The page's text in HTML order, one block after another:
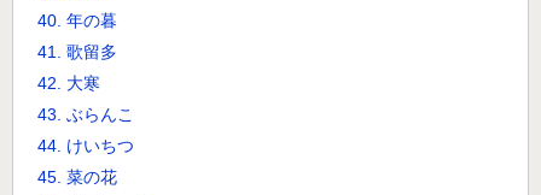
40. 年の暮
41. 歌留多
42. 大寒
43. ぶらんこ
44. けいちつ
45. 菜の花